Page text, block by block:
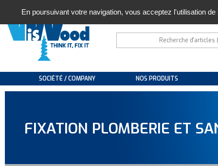
SOCIÉTÉ / COMPANY NOS PRODUITS
FIXATION PLOMBERIE ET
En poursuivant votre navigation, vous acceptez l'utilisation